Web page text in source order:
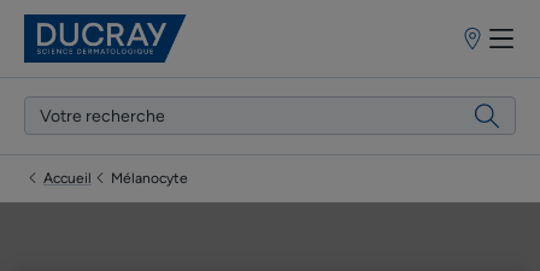
Points
vente
Accueil Mélanocyte